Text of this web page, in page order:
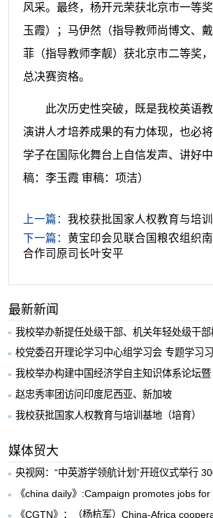
风采。最终，杨开元荣获北京市一等
玉霞）；马伊然（指导教师尚博文、
菲（指导教师李靓）获北京市二等奖
总决赛资格。
此次历史性突破，既是我校英语
演讲人才培养成果的有力体现，也必
学子在国际化舞台上自信发声、讲好中
稿：李玉霞 审稿：项洁）
上一篇： 我校获批国家人权教育与培训
下一篇： 黄宝印会见联合国粮农组织
合作司原司长叶安平
最新新闻
我校举办新提任处级干部、机关年轻处级干部
校党委召开理论学习中心组学习会 专题学习
我校举办构建中国经济学自主知识体系论坛
赵忠秀率团访问印度尼西亚、新加坡
我校获批国家人权教育与培训基地（培育）
媒体贸大
央视网：“中英游学领航计划”开班仪式举行
《china daily》:Campaign promotes jobs
《CGTN》：（杨杭军）China-Africa